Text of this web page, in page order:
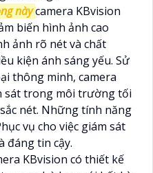
nàycamera KBvision
biến hình ảnh cao
ảnh rõ nét và chất
kiện ánh sáng yếu. Sử
thông minh, camera
sát trong môi trường tối
nét. Những tính năng
vụ cho việc giám sát
đáng tin cậy.
KBvision có thiết kế